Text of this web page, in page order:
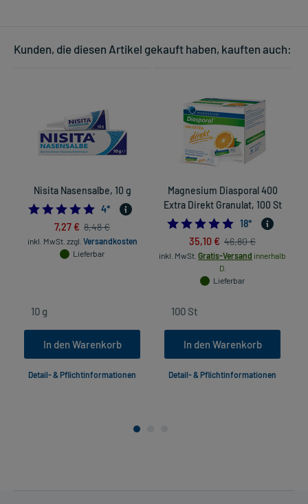
Kunden, die diesen Artikel gekauft haben, kauften auch:
Nisita Nasensalbe, 10 g
5.0
4*
7,27 € 8,48 €
inkl. MwSt. zzgl. Versandkosten
Lieferbar
In den Warenkorb
Detail- & Pflichtinformationen
Magnesium Diasporal 400
Extra Direkt Granulat, 100 St
18*
35,10 € 46,80 €
inkl. MwSt. Gratis-Versand innerhalb
D.
Lieferbar
In den Warenkorb
Detail- & Pflichtinformationen